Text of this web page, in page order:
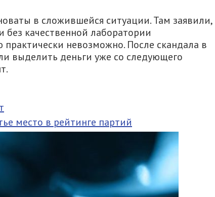
в сложившейся ситуации. Там заявили,
без качественной лаборатории
невозможно. После скандала в
выделить деньги уже со следующего
место в рейтинге партий